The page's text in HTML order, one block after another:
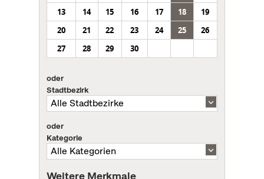
13
14 15 16 17 18
19
20
21 22 23 24 25
26
27
28 29 30
oder
Stadtbezirk
oder
Kategorie
Weitere Merkmale